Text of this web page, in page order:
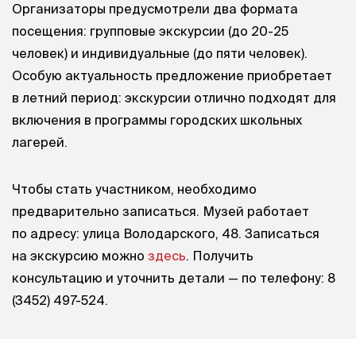
Организаторы предусмотрели два формата
посещения: групповые экскурсии (до 20-25
человек) и индивидуальные (до пяти человек).
Особую актуальность предложение приобретает
в летний период: экскурсии отлично подходят для
включения в программы городских школьных
лагерей.
Чтобы стать участником, необходимо
предварительно записаться. Музей работает
по адресу: улица Володарского, 48. Записаться
на экскурсию можно здесь. Получить
консультацию и уточнить детали — по телефону: 8
(3452) 497-524.